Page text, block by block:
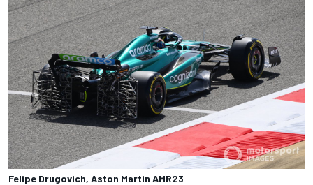
Felipe Drugovich, Aston Martin AMR23